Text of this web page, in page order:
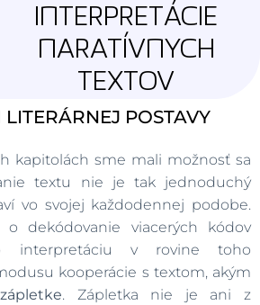
INTERPRETÁCIE
NARATÍVNYCH
TEXTOV
POSTAVY
kapitolách sme mali možnosť sa
textu nie je tak jednoduchý
vo svojej každodennej podobe.
dekódovanie viacerých kódov
v rovine toho
kooperácie s textom, akým
zápletke. Zápletka nie je ani z